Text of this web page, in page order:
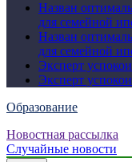
Назван
для семейной
Назван
для семейной
Эксперт
Эксперт
Образование
Новостная рассылка
Случайные новости